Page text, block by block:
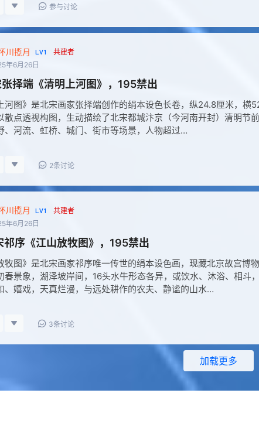
参与讨论
川揽月 LV1 共建者
年6月26日
择端《清明上河图》，195禁出
河图》是北宋画家张择端创作的绢本设色长卷，纵24.8厘米，横
散点透视构图，生动描绘了北宋都城汴京（今河南开封）清明节
、河流、虹桥、城门、街市等场景，人物超过…
2条讨论
川揽月 LV1 共建者
年6月26日
序《江山放牧图》，195禁出
牧图》是北宋画家祁序唯一传世的绢本设色画，现藏北京故宫博
春景象，湖泽坡岸间，16头水牛形态各异，或饮水、沐浴、相斗
、嬉戏，天真烂漫，与远处耕作的农夫、静谧的山水…
3条讨论
加载更多